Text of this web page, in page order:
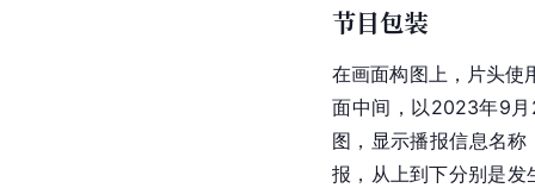
节目包装
在画面构图上，片头使
面中间，以2023年9月
图，显示播报信息名
报，从上到下分别是发